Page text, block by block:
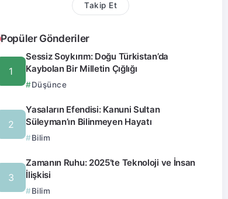
Takip Et
Popüler Gönderiler
Sessiz Soykırım: Doğu Türkistan’da
Kaybolan Bir Milletin Çığlığı
Düşünce
Yasaların Efendisi: Kanuni Sultan
Süleyman’ın Bilinmeyen Hayatı
Bilim
Zamanın Ruhu: 2025’te Teknoloji ve İnsan
İlişkisi
Bilim